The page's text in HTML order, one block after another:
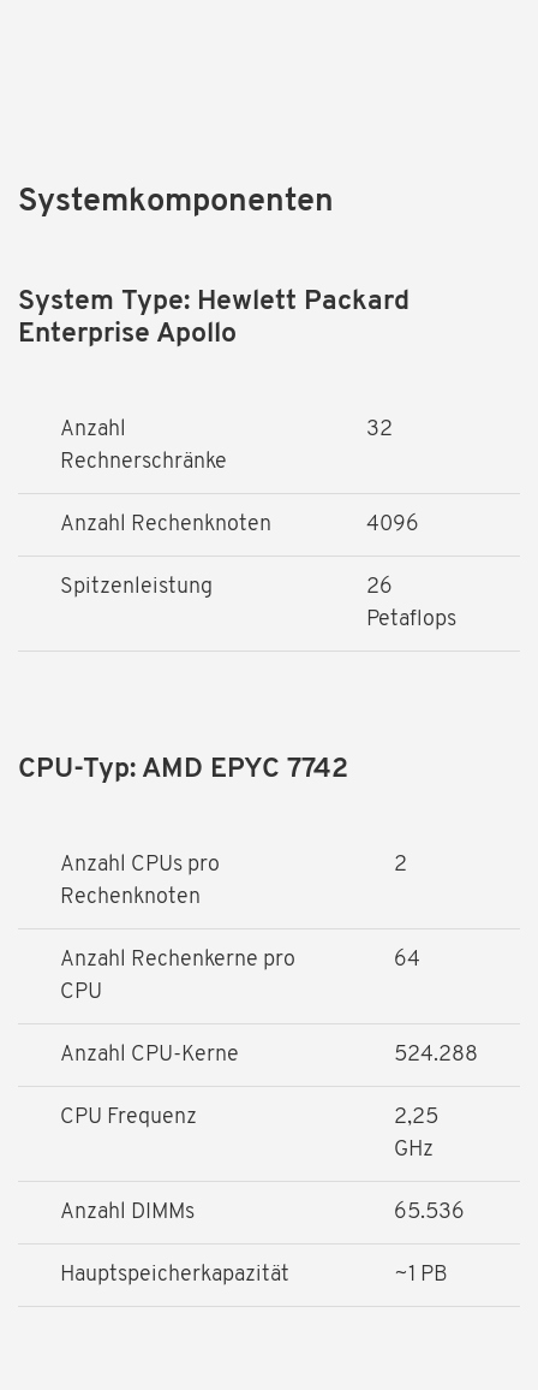
Systemkomponenten
System Type: Hewlett Packard
Enterprise Apollo
Anzahl
Rechnerschränke
32
Anzahl Rechenknoten 4096
Spitzenleistung
26
Petaflops
CPU-Typ: AMD EPYC 7742
Anzahl CPUs pro
Rechenknoten
2
Anzahl Rechenkerne pro
CPU
64
Anzahl CPU-Kerne 524.288
CPU Frequenz
2,25
GHz
Anzahl DIMMs 65.536
Hauptspeicherkapazität ~1 PB